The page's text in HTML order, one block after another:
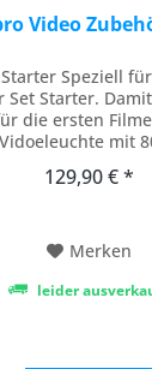
Video
Speziell
Set Starter.
die ersten
mit
Anbringung
129,90 € *
Merken
leider